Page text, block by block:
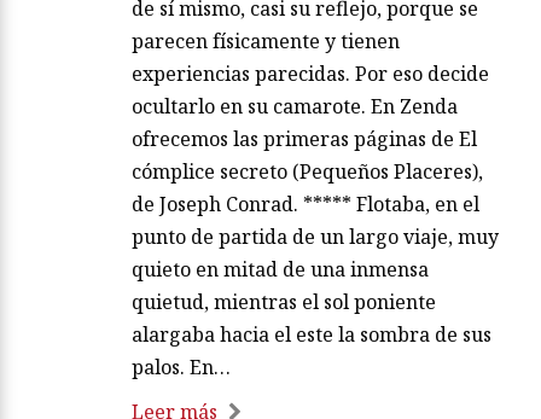
de sí mismo, casi su reflejo, porque se
parecen físicamente y tienen
experiencias parecidas. Por eso decide
ocultarlo en su camarote. En Zenda
ofrecemos las primeras páginas de El
cómplice secreto (Pequeños Placeres),
de Joseph Conrad. ***** Flotaba, en el
punto de partida de un largo viaje, muy
quieto en mitad de una inmensa
quietud, mientras el sol poniente
alargaba hacia el este la sombra de sus
palos. En…
Leer más